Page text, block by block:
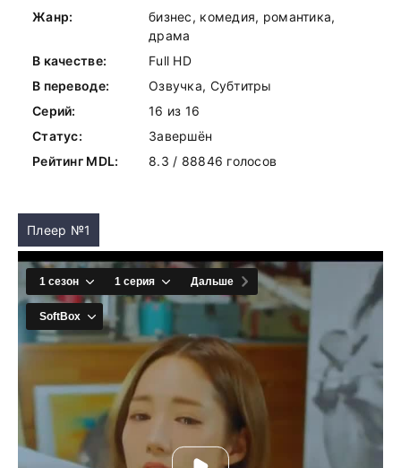
Жанр:
бизнес, комедия, романтика,
драма
В качестве:
Full HD
В переводе:
Озвучка, Субтитры
Серий:
16 из 16
Статус:
Завершён
Рейтинг MDL:
8.3 / 88846 голосов
Плеер №1